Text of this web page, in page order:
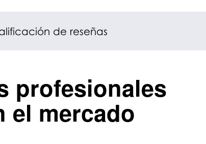
de reseñas
profesionales
el mercado